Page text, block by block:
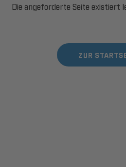
Die angeforderte Seite existiert
ZUR